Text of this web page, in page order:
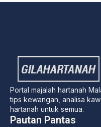
Portal majalah hartanah
tips kewangan, analisa
hartanah untuk semua.
Pautan Pantas